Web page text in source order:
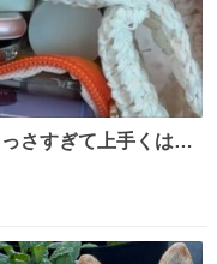
さすぎて上手くはめ
んでこんなちっさい